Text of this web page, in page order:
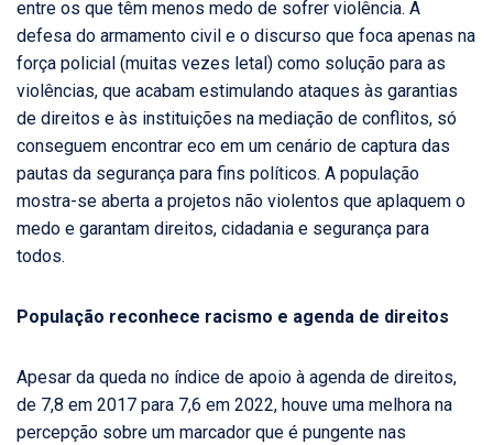
entre os que têm menos medo de sofrer violência. A
defesa do armamento civil e o discurso que foca apenas na
força policial (muitas vezes letal) como solução para as
violências, que acabam estimulando ataques às garantias
de direitos e às instituições na mediação de conflitos, só
conseguem encontrar eco em um cenário de captura das
pautas da segurança para fins políticos. A população
mostra-se aberta a projetos não violentos que aplaquem o
medo e garantam direitos, cidadania e segurança para
todos.
População reconhece racismo e agenda de direitos
Apesar da queda no índice de apoio à agenda de direitos,
de 7,8 em 2017 para 7,6 em 2022, houve uma melhora na
percepção sobre um marcador que é pungente nas